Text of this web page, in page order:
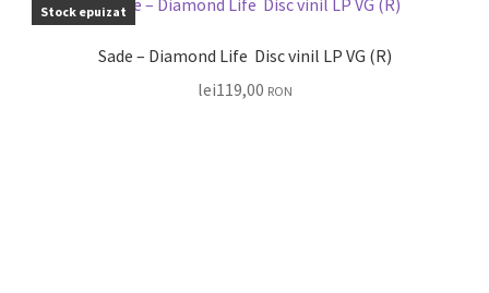
Stock epuizat
Sade – Diamond Life Disc vinil LP VG (R)
lei119,00 RON